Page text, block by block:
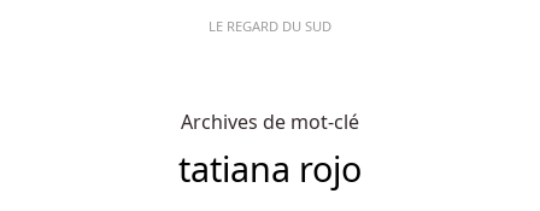
LE REGARD DU SUD
Archives de mot-clé
tatiana rojo